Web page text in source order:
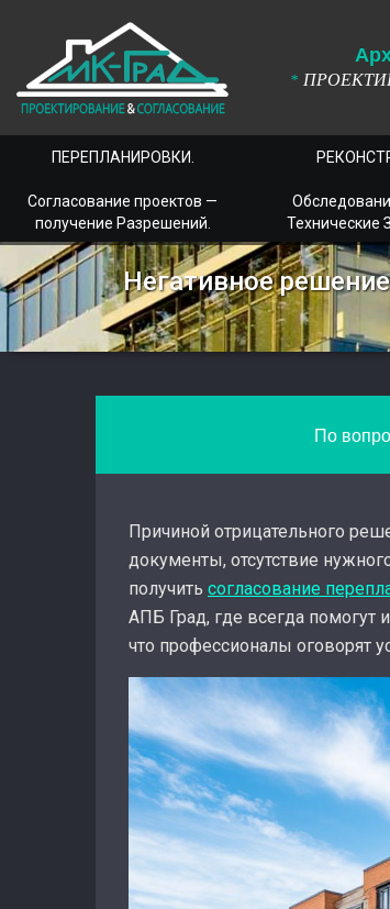
А
*
ПЕРЕПЛАНИРОВКИ.
Согласование проектов —
получение Разрешений.
Технические
Негативное
По
Причиной отрицательного
документы, отсутствие
получить согласование
АПБ Град, где всегда помогут
что профессионалы оговорят